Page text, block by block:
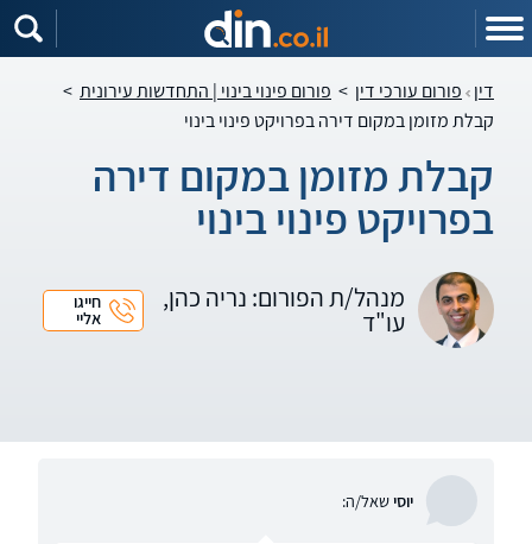
דין פורום עורכי דין > פורום פינוי בינוי | התחדשות עירונית >
קבלת מזומן במקום דירה בפרויקט פינוי בינוי
קבלת מזומן במקום דירה
בפרויקט פינוי בינוי
מנהל/ת הפורום: נריה כהן,
עו"ד
חייגו
אליי
יוסישאל/ה: